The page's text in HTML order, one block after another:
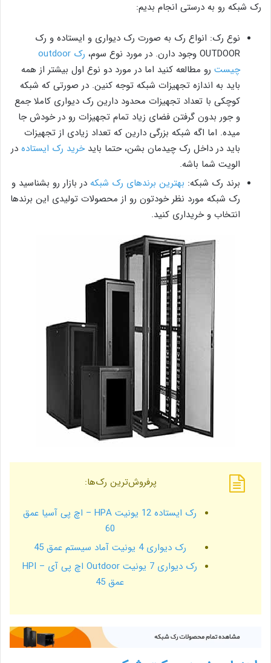
رک شبکه رو به درستی انجام بدیم:
نوع رک: انواع رک به صورت رک دیواری و ایستاده و رک
OUTDOOR وجود دارن. در مورد نوع سوم،
رک outdoor
چیست رو مطالعه کنید اما در مورد دو نوع اول بیشتر از همه
باید به اندازه تجهیزات شبکه توجه کنین. در صورتی که شبکه
کوچکی با تعداد تجهیزات محدود دارین رک دیواری کاملا جمع
و جور بدون گرفتن فضای زیاد تمام تجهیزات رو در خودش جا
میده. اما اگه شبکه بزرگی دارین که تعداد زیادی از تجهیزات
باید در داخل رک چیدمان بشن، حتما بایدخرید رک ایستاده در
الویت شما باشه.
برند رک شبکه: بهترین برندهای رک شبکه در بازار رو بشناسید و
رک شبکه مورد نظر خودتون رو از محصولات تولیدی این برندها
انتخاب و خریداری کنید.
پرفروش‌ترین رک‌ها:
رک ایستاده 12 یونیت HPA – اچ پی آسیا عمق
60
رک دیواری 4 یونیت آماد سیستم عمق 45
رک دیواری 7 یونیت Outdoor اچ پی آی – HPI
عمق 45